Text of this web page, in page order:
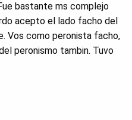
bastante ms complejo
acepto el lado facho del
Vos como peronista facho,
peronismo tambin. Tuvo